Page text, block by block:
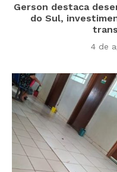
Gerson destaca
do Sul,
4 de